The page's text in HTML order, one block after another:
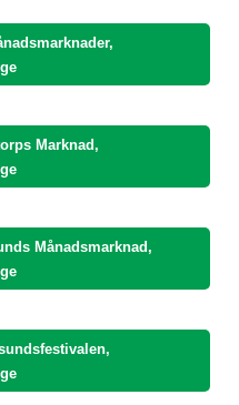
Marknad,
Månadsmarknad,